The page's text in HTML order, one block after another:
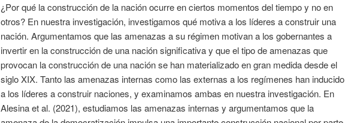
¿Por qué la construcción de la nación ocurre en ciertos momentos del tiempo y no en
otros? En nuestra investigación, investigamos qué motiva a los líderes a construir una
nación. Argumentamos que las amenazas a su régimen motivan a los gobernantes a
invertir en la construcción de una nación significativa y que el tipo de amenazas que
provocan la construcción de una nación se han materializado en gran medida desde el
siglo XIX. Tanto las amenazas internas como las externas a los regímenes han inducido
a los líderes a construir naciones, y examinamos ambas en nuestra investigación. En
Alesina et al. (2021), estudiamos las amenazas internas y argumentamos que la